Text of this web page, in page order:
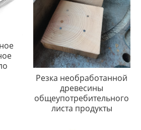
Резка необработанной
древесины
общеупотребительного
листа продукты